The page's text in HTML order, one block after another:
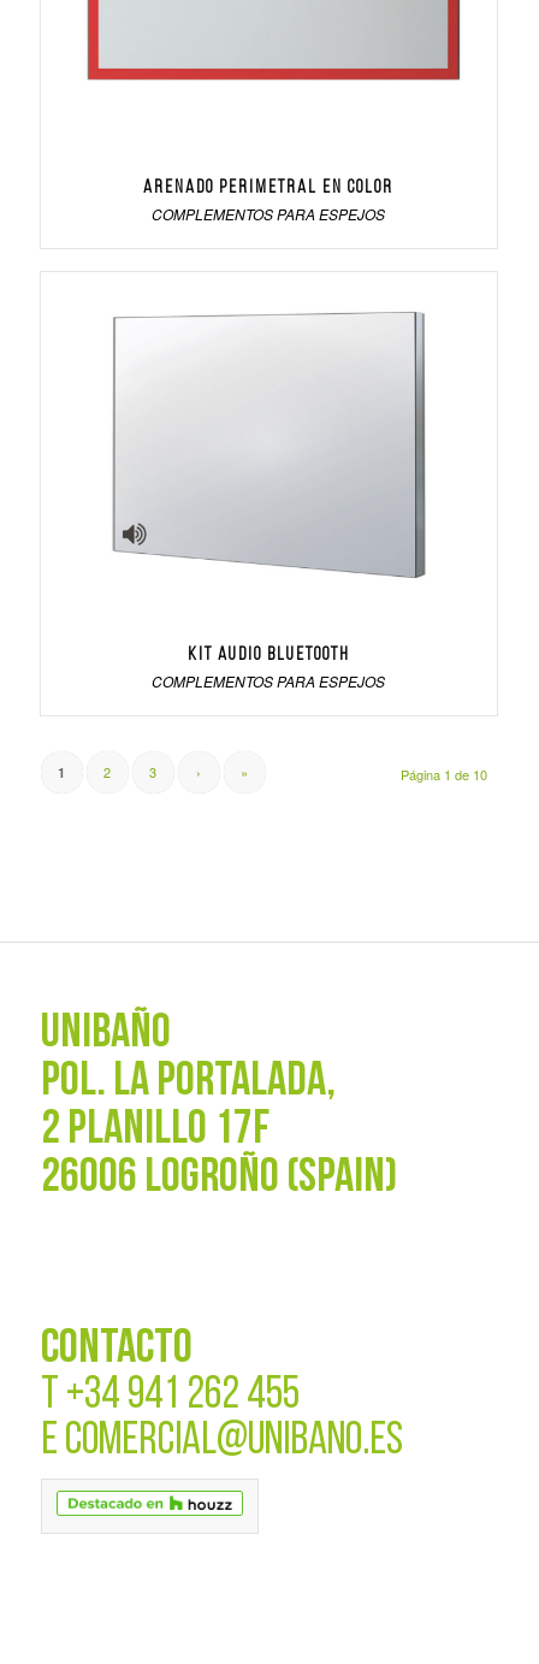
Arenado perimetral en color
COMPLEMENTOS PARA ESPEJOS
Kit audio bluetooth
COMPLEMENTOS PARA ESPEJOS
Página 1 de 10
1 2 3 › »
UNIBAÑO
POL. La Portalada,
2 PLANILLO 17F
26006 LOGROÑO (SPAIN)
CONTACTO
T +34 941 262 455
E COMERCIAL@UNIBANO.ES